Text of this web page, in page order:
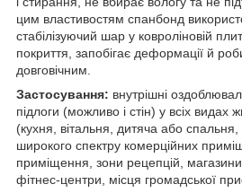
цим властивостям спанбонд
стабілізуючий шар у ковроліновій
покриття, запобігає деформації й
довговічним.
Застосування: внутрішні
підлоги (можливо і стін) у всіх видах
(кухня, вітальня, дитяча або спальня,
широкого спектру комерційних
приміщення, зони рецепцій,
фітнес-центри, місця громадської